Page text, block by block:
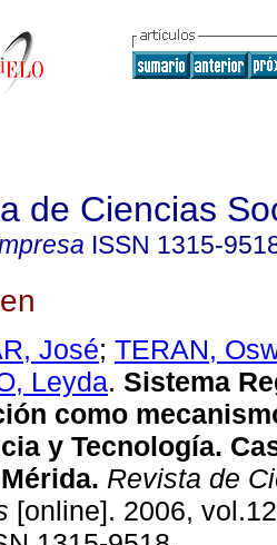
de Ciencias
ISSN 1315-
José; TERAN,
Leyda. Sistema
como
y Tecnología.
. Revista de
[online]. 2006,